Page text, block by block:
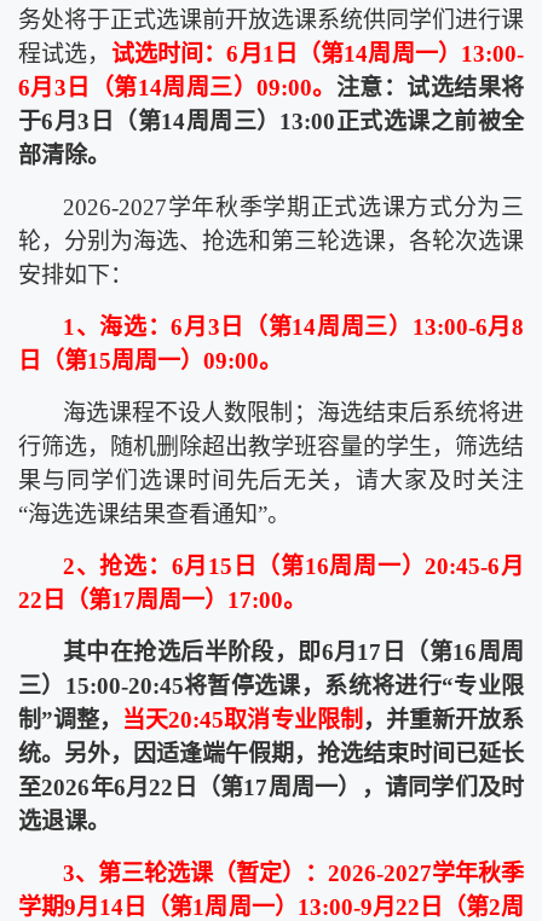
务处将于正式选课前开放选课系统供同学们进行课
程试选， 试选时间：6月 1 日（第14周周一） 13:00-
6月 3 日（第14周周三） 09:00。 注意：试选结果将
于6月3 日（第14周周三） 13:00正式选课之前被全
部清除。
2026-2027学年秋季学期正式选课方式分为三
轮，分别为海选、抢选和第三轮选课，各轮次选课
安排如下：
1 、海选：6月 3 日（第14周周三） 13:00-6月8
日（第15周周一） 09:00。
海选课程不设人数限制；海选结束后系统将进
行筛选，随机删除超出教学班容量的学生，筛选结
果与同学们选课时间先后无关，请大家及时关注
“海选选课结果查看通知”。
2、抢选： 6月 15 日（第16周周一）20:45-6月
22 日（第17周周一） 17:00。
其中在抢选后半阶段，即6月 17 日（第16周周
三） 15:00-20:45将暂停选课，系统将进行“专业限
制”调整， 当天20:45取消专业限制 ，并重新开放系
统。另外，因适逢端午假期，抢选结束时间已延长
至2026年6月22 日（第17周周一），请同学们及时
选退课。
3、第三轮选课（暂定）： 2026-2027学年秋季
学期9月 14 日（第1周周一） 13:00-9月22 日（第2周